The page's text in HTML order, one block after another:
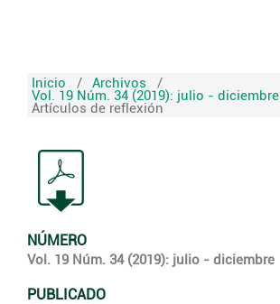
Inicio / Archivos /
Vol. 19 Núm. 34 (2019): julio - diciembre
Artículos de reflexión
NÚMERO
Vol. 19 Núm. 34 (2019): julio - diciembre
PUBLICADO